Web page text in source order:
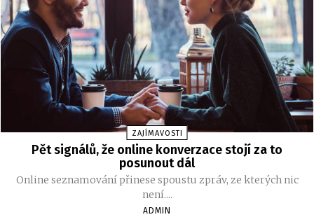
ZAJÍMAVOSTI
Pět signálů, že online konverzace stojí za to
posunout dál
Online seznamování přinese spoustu zpráv, ze kterých nic
není....
ADMIN